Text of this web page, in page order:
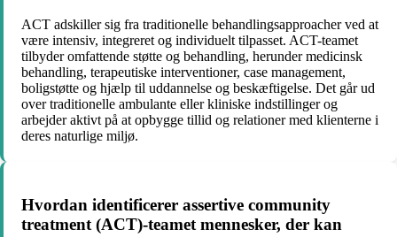
ACT adskiller sig fra traditionelle behandlingsapproacher ved at
være intensiv, integreret og individuelt tilpasset. ACT-teamet
tilbyder omfattende støtte og behandling, herunder medicinsk
behandling, terapeutiske interventioner, case management,
boligstøtte og hjælp til uddannelse og beskæftigelse. Det går ud
over traditionelle ambulante eller kliniske indstillinger og
arbejder aktivt på at opbygge tillid og relationer med klienterne i
deres naturlige miljø.
Hvordan identificerer assertive community
treatment (ACT)-teamet mennesker, der kan